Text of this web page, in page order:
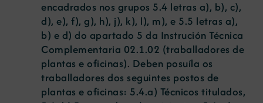
encadrados nos grupos 5.4 letras a), b), c),
d), e), f), g), h), j), k), l), m), e 5.5 letras a),
b) e d) do apartado 5 da Instrución Técnica
Complementaria 02.1.02 (traballadores de
plantas e oficinas). Deben posuíla os
traballadores dos seguintes postos de
plantas e oficinas: 5.4.a) Técnicos titulados,